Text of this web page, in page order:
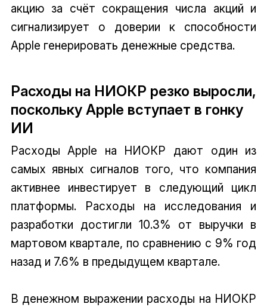
акцию за счёт сокращения числа акций и
сигнализирует о доверии к способности
Apple генерировать денежные средства.
Расходы на НИОКР резко выросли,
поскольку Apple вступает в гонку
ИИ
Расходы Apple на НИОКР дают один из
самых явных сигналов того, что компания
активнее инвестирует в следующий цикл
платформы. Расходы на исследования и
разработки достигли 10.3% от выручки в
мартовом квартале, по сравнению с 9% год
назад и 7.6% в предыдущем квартале.
В денежном выражении расходы на НИОКР